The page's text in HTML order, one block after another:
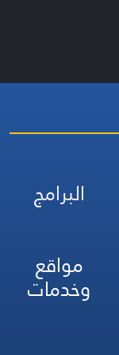
البرامج
مواقع
وخدمات